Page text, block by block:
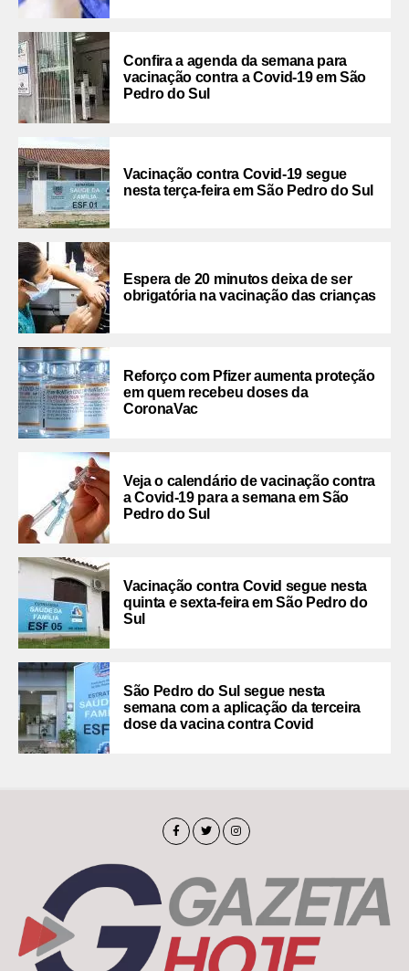
Confira a agenda da semana para
vacinação contra a Covid-19 em São
Pedro do Sul
Vacinação contra Covid-19 segue
nesta terça-feira em São Pedro do Sul
Espera de 20 minutos deixa de ser
obrigatória na vacinação das crianças
Reforço com Pfizer aumenta proteção
em quem recebeu doses da
CoronaVac
Veja o calendário de vacinação contra
a Covid-19 para a semana em São
Pedro do Sul
Vacinação contra Covid segue nesta
quinta e sexta-feira em São Pedro do
Sul
São Pedro do Sul segue nesta
semana com a aplicação da terceira
dose da vacina contra Covid